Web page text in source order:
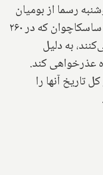
رسما از بومیان
داکوتا و لاکوتا در استان‌های منیتوبا و ساسکاچوان که در ۲۶۰
به دلیل
عذرخواهی کند.
تاریخ آنها را